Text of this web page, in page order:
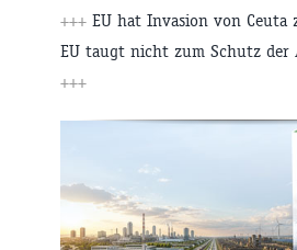
+++ EU hat Invasion von Ceuta
EU taugt nicht zum Schutz der
+++